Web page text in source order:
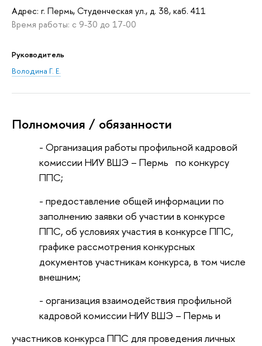
Адрес: г. Пермь, Студенческая ул., д. 38, каб. 411
Время работы: с 9-30 до 17-00
Руководитель
Володина Г. Е.
Полномочия / обязанности
- Организация работы профильной кадровой
комиссии НИУ ВШЭ – Пермь по конкурсу
ППС;
- предоставление общей информации по
заполнению заявки об участии в конкурсе
ППС, об условиях участия в конкурсе ППС,
графике рассмотрения конкурсных
документов участникам конкурса, в том числе
внешним;
- организация взаимодействия профильной
кадровой комиссии НИУ ВШЭ – Пермь и
участников конкурса ППС для проведения личных